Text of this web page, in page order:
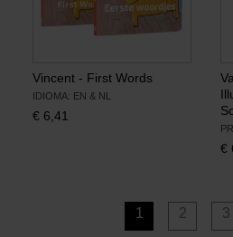
Vincent - First Words
IDIOMA: EN & NL
€ 6,41
€
1 2 3